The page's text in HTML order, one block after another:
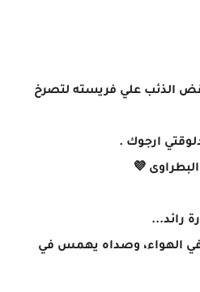
الذئب علي فريسته لتصرخ
ارجوك .
💜
رائد...
الهواء، وصداه يهمس في